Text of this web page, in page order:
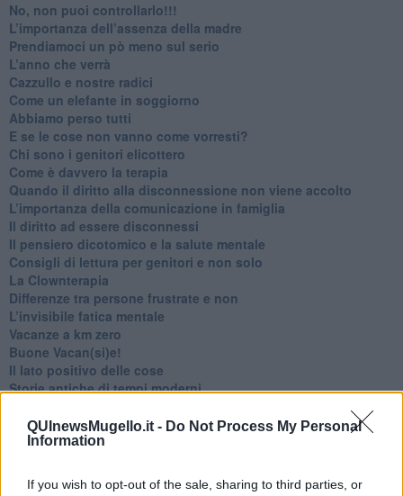
QUInewsMugello.it - Do Not Process My Personal
Information
If you wish to opt-out of the sale, sharing to third parties, or
No, non puoi controllarlo!!!
​L’importanza dell’assenza della madre
​Prendiamoci un pò meno sul serio
​L’anno che verrà
​Cazzullo e nostre radici
​Come un elefante in soggiorno
​Abbiamo perso tutti
E se le cose non vanno come vorresti?
​Chi sono i genitori elicottero
Come è davvero la terapia
Quando il diritto alla disconnessione non viene accolto
​L’importanza della comunicazione in famiglia
​Il diritto ad essere disconnessi
​Il pensiero dicotomico e la salute mentale
​Consigli di lettura per genitori e non solo
​La Clownterapia
​Differenze tra persone frustrate e non
L’invisibile fatica mentale
Vacanze a km zero
​Buone Vacan(si)e!
​Il lato positivo delle cose
​Storie antiche di tempi moderni
Adultescenza
Homo imbecillis
Quando il silenzio è aggressivo